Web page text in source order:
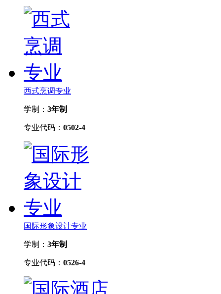
西式烹调专业
学制： 3年制
专业代码： 0502-4
国际形象设计专业
学制： 3年制
专业代码： 0526-4